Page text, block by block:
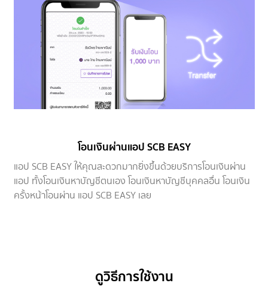
โอนเงินผ่านแอป SCB EASY
แอป SCB EASY ให้คุณสะดวกมากยิ่งขึ้นด้วยบริการโอนเงินผ่าน
แอป ทั้งโอนเงินหาบัญชีตนเอง โอนเงินหาบัญชีบุคคลอื่น โอนเงิน
ครั้งหน้าโอนผ่าน แอป SCB EASY เลย
ดูวิธีการใช้งาน